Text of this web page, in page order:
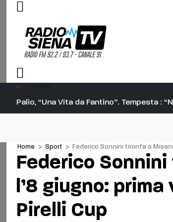
Palio, “Una Vita da Fantino”. Tempesta :
Home > Sport > Federico Sonnini trionfa a
Federico
l’8 giugno:
Pirelli Cup